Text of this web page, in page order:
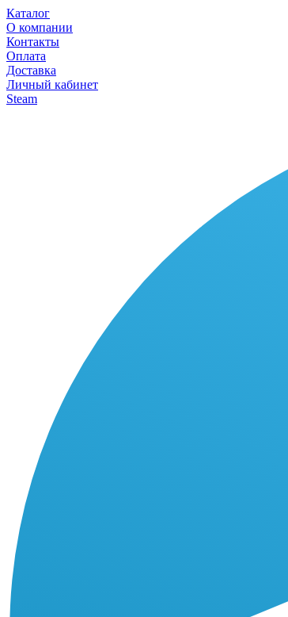
Каталог
О компании
Контакты
Оплата
Доставка
Личный кабинет
Steam